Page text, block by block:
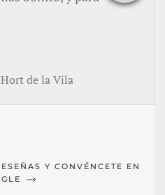
de la Vila
Y CONVÉNCETE EN